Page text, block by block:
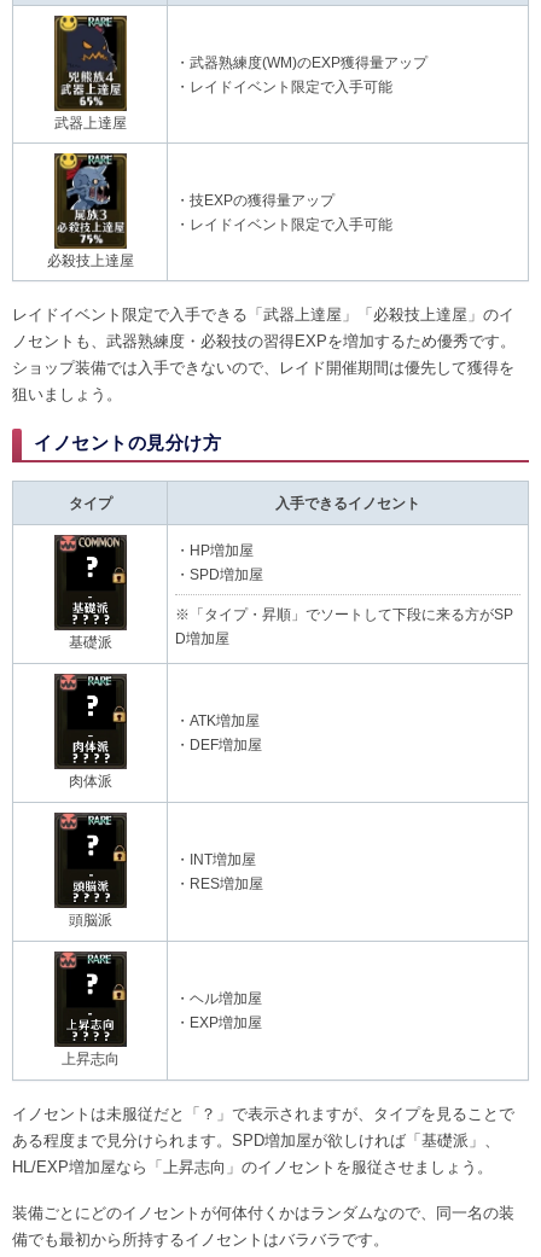
武器上達屋
・武器熟練度(WM)のEXP獲得量アップ
・レイドイベント限定で入手可能
必殺技上達屋
・技EXPの獲得量アップ
・レイドイベント限定で入手可能
レイドイベント限定で入手できる「武器上達屋」「必殺技上達屋」のイ
ノセントも、武器熟練度・必殺技の習得EXPを増加するため優秀です。
ショップ装備では入手できないので、レイド開催期間は優先して獲得を
狙いましょう。
イノセントの見分け方
タイプ 入手できるイノセント
基礎派
・HP増加屋
・SPD増加屋
※「タイプ・昇順」でソートして下段に来る方がSP
D増加屋
肉体派
・ATK増加屋
・DEF増加屋
頭脳派
・INT増加屋
・RES増加屋
上昇志向
・ヘル増加屋
・EXP増加屋
イノセントは未服従だと「？」で表示されますが、タイプを見ることで
ある程度まで見分けられます。SPD増加屋が欲しければ「基礎派」、
HL/EXP増加屋なら「上昇志向」のイノセントを服従させましょう。
装備ごとにどのイノセントが何体付くかはランダムなので、同一名の装
備でも最初から所持するイノセントはバラバラです。